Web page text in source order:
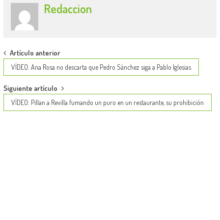
Redaccion
Post
navigation
Artículo anterior
VÍDEO: Ana Rosa no descarta que Pedro Sánchez siga a Pablo Iglesias
Siguiente artículo
VÍDEO: Pillan a Revilla fumando un puro en un restaurante, su prohibición